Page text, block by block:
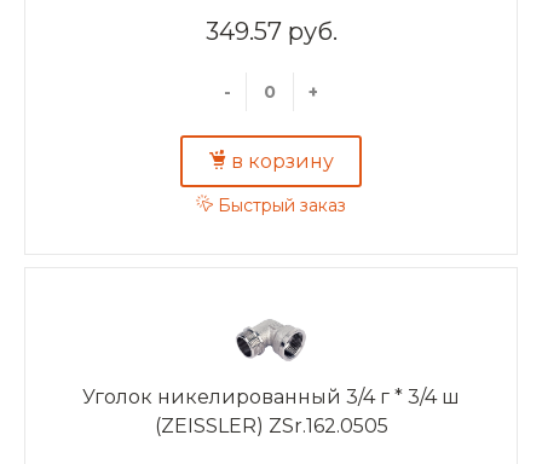
349.57 руб.
- +
в корзину
Быстрый заказ
Уголок никелированный 3/4 г * 3/4 ш
(ZEISSLER) ZSr.162.0505